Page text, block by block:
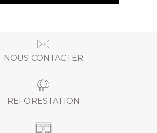
NOUS CONTACTER
REFORESTATION